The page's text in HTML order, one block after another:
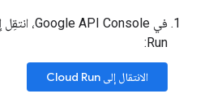
Run:
الانتقال إلى Cloud Run